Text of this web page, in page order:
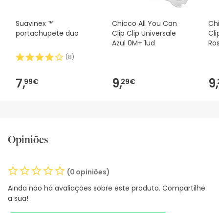
Suavinex ™
portachupete duo
(8)
7,99€
Chicco All You Can
Clip Clip Universale
Azul 0M+ 1ud
9,29€ 9,
Opiniões
(0 opiniões)
Ainda não há avaliações sobre este produto. Compartilhe
a sua!